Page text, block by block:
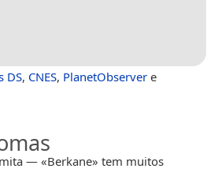
DS, CNES, PlanetObserver e
— «Berkane» tem muitos